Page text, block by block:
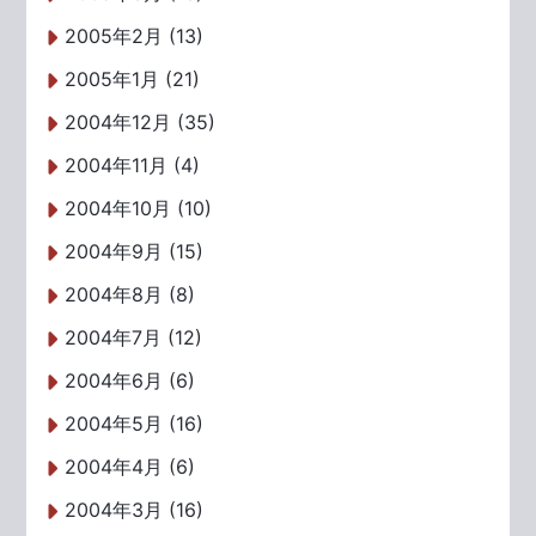
2005年2月 (13)
2005年1月 (21)
2004年12月 (35)
2004年11月 (4)
2004年10月 (10)
2004年9月 (15)
2004年8月 (8)
2004年7月 (12)
2004年6月 (6)
2004年5月 (16)
2004年4月 (6)
2004年3月 (16)